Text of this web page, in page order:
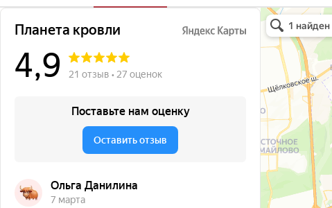
Планета кровли
Кровля и
Окна в Балашихе